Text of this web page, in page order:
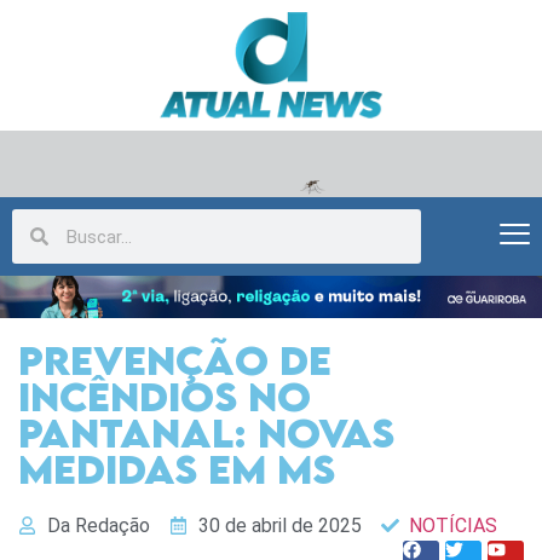
Prevenção de
incêndios no
Pantanal: Novas
medidas em MS
Da Redação 30 de abril de 2025 NOTÍCIAS